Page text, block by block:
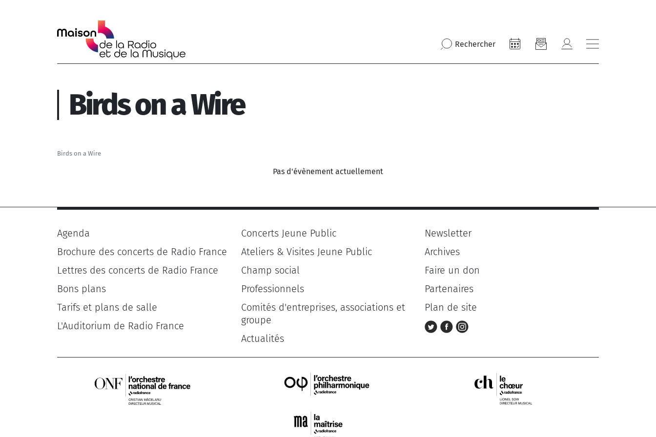
Rechercher
Birds on a Wire
Birds on a Wire
Pas d'évènement actuellement
Agenda
Brochure des concerts de Radio France
Lettres des concerts de Radio France
Bons plans
Tarifs et plans de salle
L'Auditorium de Radio France
Concerts Jeune Public
Ateliers & Visites Jeune Public
Champ social
Professionnels
Comités d'entreprises, associations et
groupe
Actualités
Newsletter
Archives
Faire un don
Partenaires
Plan de site